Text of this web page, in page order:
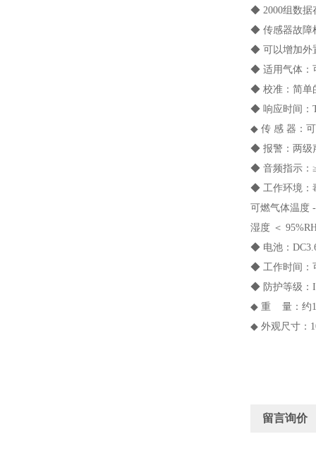
◆ 2000组数据
◆ 传感器故障
◆ 可以增加外
◆ 适用气体：
◆ 校准：简单
◆ 响应时间：
◆ 传 感 器：
◆ 报警：两级
◆ 音频指示：
◆ 工作环境：
可燃气体温度
湿度 ＜
◆ 电池：
◆ 工作时间：
◆ 防护等级：
◆ 重 量：约
◆ 外观尺寸：
留言询价